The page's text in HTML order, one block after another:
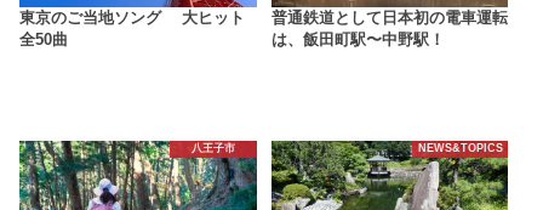
東京のご当地ソング 大ヒット
全50曲
普通鉄道として日本初の電車運転
は、飯田町駅〜中野駅！
八王子市 NEWS&TOPICS